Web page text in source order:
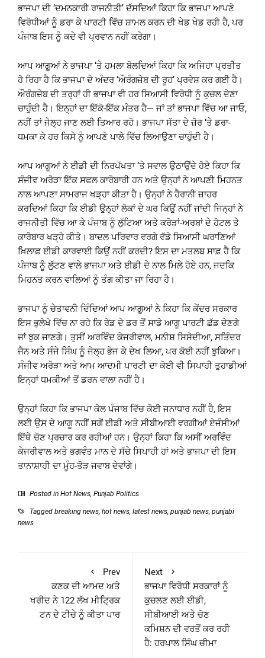
ਭਾਜਪਾ ਦੀ ‘ਦਮਨਕਾਰੀ ਰਾਜਨੀਤੀ’ ਦੱਸਦਿਆਂ ਕਿਹਾ ਕਿ ਭਾਜਪਾ ਆਪਣੇ
ਵਿਰੋਧੀਆਂ ਨੂੰ ਡਰਾ ਕੇ ਪਾਰਟੀ ਵਿੱਚ ਸ਼ਾਮਲ ਕਰਨ ਦੀ ਖੇਡ ਖੇਡ ਰਹੀ ਹੈ, ਪਰ
ਪੰਜਾਬ ਇਸ ਨੂੰ ਕਦੇ ਵੀ ਪ੍ਰਵਾਨ ਨਹੀਂ ਕਰੇਗਾ।
ਆਪ ਆਗੂਆਂ ਨੇ ਭਾਜਪਾ ‘ਤੇ ਹਮਲਾ ਬੋਲਦਿਆਂ ਕਿਹਾ ਕਿ ਅਜਿਹਾ ਪ੍ਰਤੀਤ
ਹੋ ਰਿਹਾ ਹੈ ਕਿ ਭਾਜਪਾ ਦੇ ਅੰਦਰ ‘ਔਰੰਗਜ਼ੇਬ ਦੀ ਰੂਹ’ ਪ੍ਰਵੇਸ਼ ਕਰ ਗਈ ਹੈ।
ਔਰੰਗਜ਼ੇਬ ਦੀ ਤਰ੍ਹਾਂ ਹੀ ਭਾਜਪਾ ਵੀ ਹਰ ਸਿਆਸੀ ਵਿਰੋਧੀ ਨੂੰ ਕੁਚਲ ਦੇਣਾ
ਚਾਹੁੰਦੀ ਹੈ। ਇਨ੍ਹਾਂ ਦਾ ਇੱਕੋ-ਇੱਕ ਮੰਤਰ ਹੈ— ਜਾਂ ਤਾਂ ਭਾਜਪਾ ਵਿੱਚ ਆ ਜਾਓ,
ਨਹੀਂ ਤਾਂ ਜੇਲ੍ਹ ਜਾਣ ਲਈ ਤਿਆਰ ਰਹੋ। ਭਾਜਪਾ ਸੱਤਾ ਦੇ ਜ਼ੋਰ ‘ਤੇ ਡਰਾ-
ਧਮਕਾ ਕੇ ਹਰ ਕਿਸੇ ਨੂੰ ਆਪਣੇ ਪਾਲੇ ਵਿੱਚ ਲਿਆਉਣਾ ਚਾਹੁੰਦੀ ਹੈ।
ਆਪ ਆਗੂਆਂ ਨੇ ਈਡੀ ਦੀ ਨਿਰਪੱਖਤਾ ‘ਤੇ ਸਵਾਲ ਉਠਾਉਂਦੇ ਹੋਏ ਕਿਹਾ ਕਿ
ਸੰਜੀਵ ਅਰੋੜਾ ਇੱਕ ਸਫਲ ਕਾਰੋਬਾਰੀ ਹਨ ਅਤੇ ਉਨ੍ਹਾਂ ਨੇ ਆਪਣੀ ਮਿਹਨਤ
ਨਾਲ ਆਪਣਾ ਸਾਮਰਾਜ ਖੜ੍ਹਾ ਕੀਤਾ ਹੈ। ਉਨ੍ਹਾਂ ਨੇ ਹੈਰਾਨੀ ਜ਼ਾਹਰ
ਕਰਦਿਆਂ ਕਿਹਾ ਕਿ ਈਡੀ ਉਨ੍ਹਾਂ ਲੋਕਾਂ ਦੇ ਘਰ ਕਿਉਂ ਨਹੀਂ ਜਾਂਦੀ ਜਿਨ੍ਹਾਂ ਨੇ
ਰਾਜਨੀਤੀ ਵਿੱਚ ਆ ਕੇ ਪੰਜਾਬ ਨੂੰ ਲੁੱਟਿਆ ਅਤੇ ਕਰੋੜਾਂ-ਅਰਬਾਂ ਦੇ ਹੋਟਲ ਤੇ
ਕਾਰੋਬਾਰ ਖੜ੍ਹੇ ਕੀਤੇ। ਬਾਦਲ ਪਰਿਵਾਰ ਵਰਗੇ ਵੱਡੇ ਸਿਆਸੀ ਘਰਾਣਿਆਂ
ਖ਼ਿਲਾਫ਼ ਈਡੀ ਕਾਰਵਾਈ ਕਿਉਂ ਨਹੀਂ ਕਰਦੀ? ਇਸ ਦਾ ਮਤਲਬ ਸਾਫ਼ ਹੈ ਕਿ
ਪੰਜਾਬ ਨੂੰ ਲੁੱਟਣ ਵਾਲੇ ਭਾਜਪਾ ਅਤੇ ਈਡੀ ਦੇ ਨਾਲ ਮਿਲੇ ਹੋਏ ਹਨ, ਜਦਕਿ
ਮਿਹਨਤ ਕਰਨ ਵਾਲਿਆਂ ਨੂੰ ਤੰਗ ਕੀਤਾ ਜਾ ਰਿਹਾ ਹੈ।
ਭਾਜਪਾ ਨੂੰ ਚੇਤਾਵਨੀ ਦਿੰਦਿਆਂ ਆਪ ਆਗੂਆਂ ਨੇ ਕਿਹਾ ਕਿ ਕੇਂਦਰ ਸਰਕਾਰ
ਇਸ ਭੁਲੇਖੇ ਵਿੱਚ ਨਾ ਰਹੇ ਕਿ ਰੇਡ ਦੇ ਡਰ ਤੋਂ ਸਾਡੇ ਆਗੂ ਪਾਰਟੀ ਛੱਡ ਦੇਣਗੇ
ਜਾਂ ਝੁਕ ਜਾਣਗੇ। ਤੁਸੀਂ ਅਰਵਿੰਦ ਕੇਜਰੀਵਾਲ, ਮਨੀਸ਼ ਸਿਸੋਦੀਆ, ਸਤਿੰਦਰ
ਜੈਨ ਅਤੇ ਸੰਜੇ ਸਿੰਘ ਨੂੰ ਜੇਲ੍ਹ ਭੇਜ ਕੇ ਦੇਖ ਲਿਆ, ਪਰ ਕੋਈ ਨਹੀਂ ਝੁਕਿਆ।
ਸੰਜੀਵ ਅਰੋੜਾ ਅਤੇ ਆਮ ਆਦਮੀ ਪਾਰਟੀ ਦਾ ਕੋਈ ਵੀ ਸਿਪਾਹੀ ਤੁਹਾਡੀਆਂ
ਇਨ੍ਹਾਂ ਧਮਕੀਆਂ ਤੋਂ ਡਰਨ ਵਾਲਾ ਨਹੀਂ ਹੈ।
ਉਨ੍ਹਾਂ ਕਿਹਾ ਕਿ ਭਾਜਪਾ ਕੋਲ ਪੰਜਾਬ ਵਿੱਚ ਕੋਈ ਜਨਾਧਾਰ ਨਹੀਂ ਹੈ, ਇਸ
ਲਈ ਉਸ ਦੇ ਆਗੂ ਨਹੀਂ ਸਗੋਂ ਈਡੀ ਅਤੇ ਸੀਬੀਆਈ ਵਰਗੀਆਂ ਏਜੰਸੀਆਂ
ਇੱਥੇ ਚੋਣ ਪ੍ਰਚਾਰ ਕਰ ਰਹੀਆਂ ਹਨ। ਉਨ੍ਹਾਂ ਕਿਹਾ ਕਿ ਅਸੀਂ ਅਰਵਿੰਦ
ਕੇਜਰੀਵਾਲ ਅਤੇ ਭਗਵੰਤ ਮਾਨ ਦੇ ਸੱਚੇ ਸਿਪਾਹੀ ਹਾਂ ਅਤੇ ਭਾਜਪਾ ਦੀ ਇਸ
ਤਾਨਾਸ਼ਾਹੀ ਦਾ ਮੂੰਹ-ਤੋੜ ਜਵਾਬ ਦੇਵਾਂਗੇ।
Posted in Hot News, Punjab Politics
Tagged breaking news, hot news, latest news, punjab news, punjabi
news
Prev
ਕਣਕ ਦੀ ਆਮਦ ਅਤੇ
ਖਰੀਦ ਨੇ 122 ਲੱਖ ਮੀਟ੍ਰਿਕ
ਟਨ ਦੇ ਟੀਚੇ ਨੂੰ ਕੀਤਾ ਪਾਰ
Next
ਭਾਜਪਾ ਵਿਰੋਧੀ ਸਰਕਾਰਾਂ ਨੂੰ
ਕੁਚਲਣ ਲਈ ਈਡੀ,
ਸੀਬੀਆਈ ਅਤੇ ਚੋਣ
ਕਮਿਸ਼ਨ ਦੀ ਵਰਤੋਂ ਕਰ ਰਹੀ
ਹੈ: ਹਰਪਾਲ ਸਿੰਘ ਚੀਮਾ